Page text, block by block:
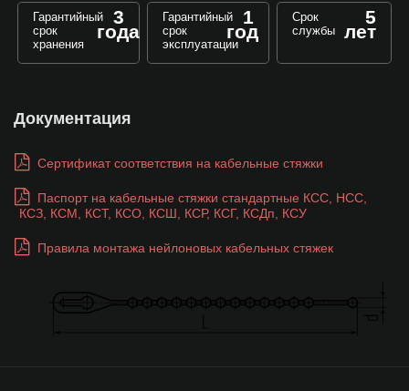
Гарантийный
срок
хранения
3
года
Гарантийный
срок
эксплуатации
1
год
Срок
службы
5
лет
Документация
Сертификат соответствия на кабельные стяжки
Паспорт на кабельные стяжки стандартные КСС, НСС,
КСЗ, КСМ, КСТ, КСО, КСШ, КСР, КСГ, КСДп, КСУ
Правила монтажа нейлоновых кабельных стяжек